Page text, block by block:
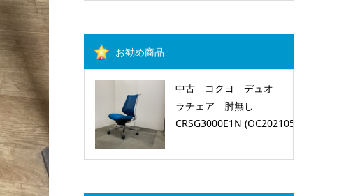
お勧め商品
中古 コクヨ デュオ
ラチェア 肘無し
CRSG3000E1N (OC2021051201)